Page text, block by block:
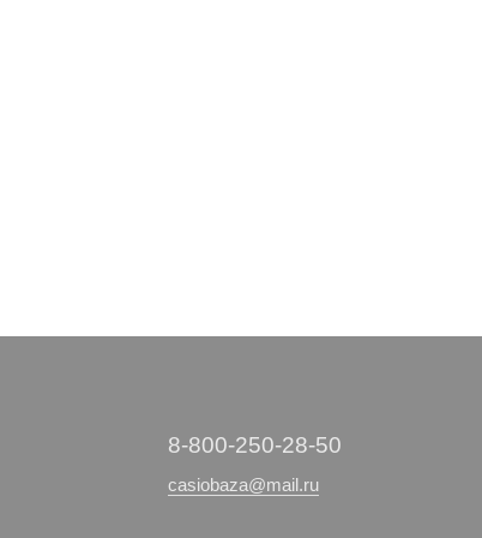
‭8-800-250-28-50
casiobaza@mail.ru